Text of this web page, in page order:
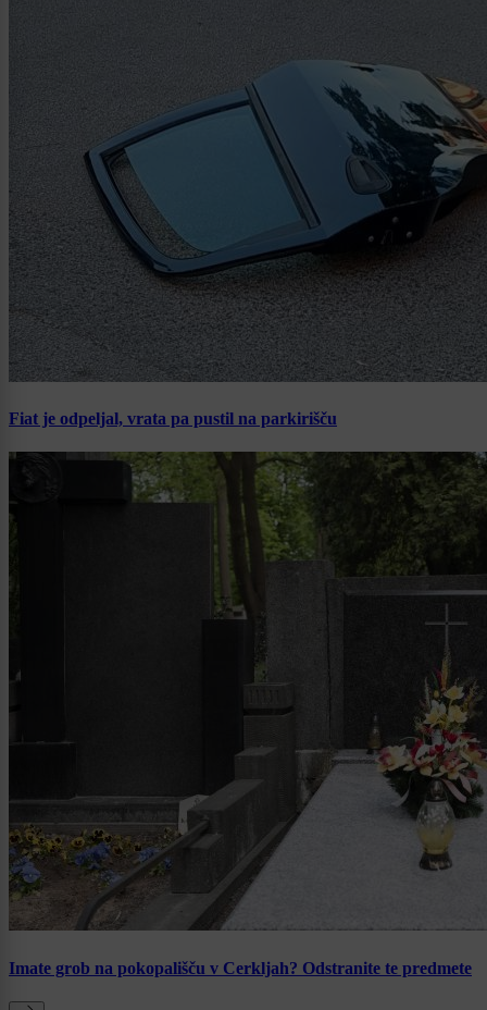
Fiat je odpeljal, vrata pa pustil na parkirišču
Imate grob na pokopališču v Cerkljah? Odstranite te predmete